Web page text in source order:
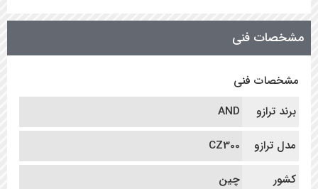
مشخصات فنی
مشخصات فنی
برند ترازو
AND
مدل ترازو
CZ300
کشور
چین